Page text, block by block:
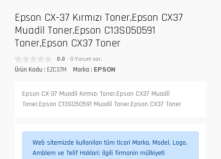
Epson CX-37 Kırmızı Toner,Epson CX37
Muadil Toner,Epson C13S050591
Toner,Epson CX37 Toner
0.0 - 0 Yorum var.
Ürün Kodu : EZC37M Marka : EPSON
Epson CX-37 Muadil Kırmızı Toner,Epson CX37 Muadil
Toner,Epson C13S050591 Muadil Toner,Epson CX37 Toner
Web sitemizde kullanilan tüm ticari Marka, Model, Logo,
Amblem ve Telif Haklari; ilgili firmanin mülkiyeti